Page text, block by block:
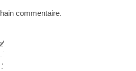
commentaire.